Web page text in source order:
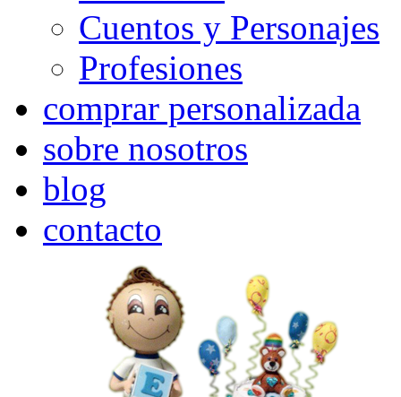
Cuentos y Personajes
Profesiones
comprar personalizada
sobre nosotros
blog
contacto